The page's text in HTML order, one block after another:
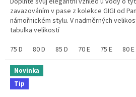
zavazováním v pase z kolekce GIGI od
námořnickém stylu. V nadměrných
tabulka velikostí
75 D
80 D 85 D 70 E 75 E 80 E
Novinka
Tip